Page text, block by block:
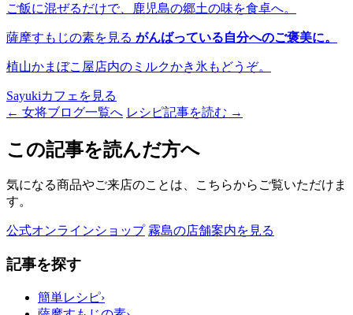
ご飯に混ぜるだけで、鹿児島の郷土の味を食卓へ。
薩摩すもじの素を見る がんばっている自分へのご褒美に。
植山かまぼこ屋店内のミルクかき氷もどうぞ。
Sayukiカフェを見る
← 女将ブログ一覧へ レシピ記事を読む →
この記事を読んだ方へ
気になる商品やご来店のことは、こちらからご覧いただけま
す。
公式オンラインショップ 霧島の店舗案内を見る
記事を探す
簡単レシピ›